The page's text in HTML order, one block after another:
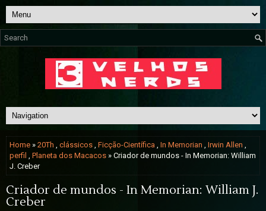
Home » 20Th , clássicos , Ficção-Científica , In Memorian , Irwin Allen ,
perfil , Planeta dos Macacos » Criador de mundos - In Memorian: William
J. Creber
Criador de mundos - In Memorian: William J.
Creber